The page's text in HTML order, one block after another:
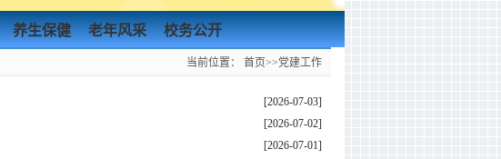
养生保健 老年风采 校务公开
当前位置： 首页>>党建工作
[2026-07-03]
[2026-07-02]
[2026-07-01]